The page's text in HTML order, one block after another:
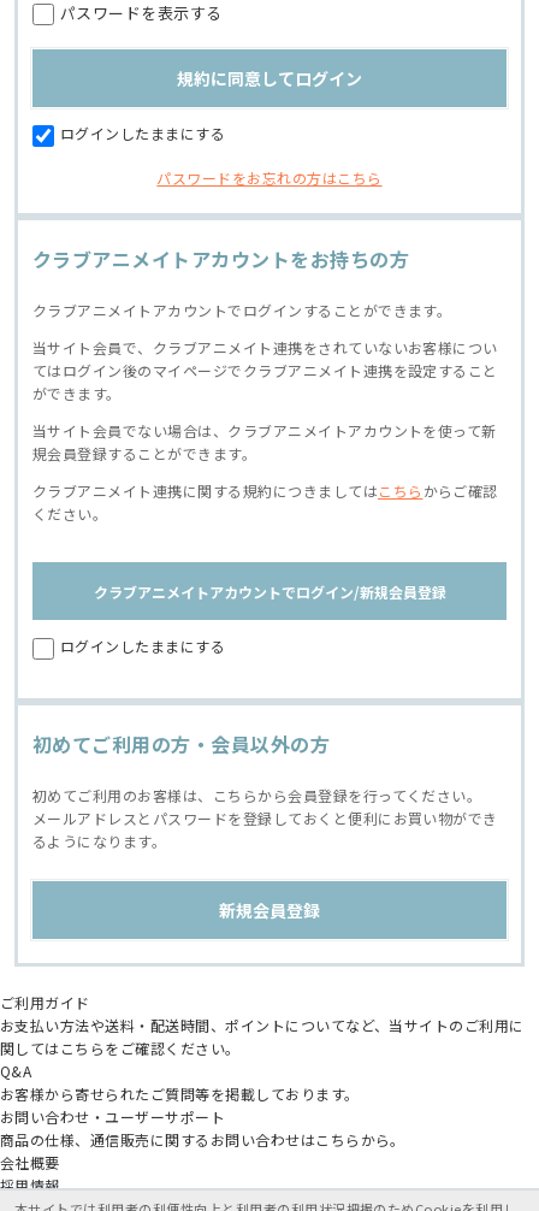
パスワードを表示する
ログインしたままにする
パスワードをお忘れの方はこちら
クラブアニメイトアカウントをお持ちの方
クラブアニメイトアカウントでログインすることができます。
当サイト会員で、クラブアニメイト連携をされていないお客様につい
てはログイン後のマイページでクラブアニメイト連携を設定すること
ができます。
当サイト会員でない場合は、クラブアニメイトアカウントを使って新
規会員登録することができます。
クラブアニメイト連携に関する規約につきましてはこちら からご確認
ください。
クラブアニメイトアカウントでログイン/新規会員登録
ログインしたままにする
初めてご利用の方・会員以外の方
初めてご利用のお客様は、こちらから会員登録を行ってください。
メールアドレスとパスワードを登録しておくと便利にお買い物ができ
るようになります。
ご利用ガイド
お支払い方法や送料・配送時間、ポイントについてなど、当サイトのご利用に
関してはこちらをご確認ください。
Q&A
お客様から寄せられたご質問等を掲載しております。
お問い合わせ・ユーザーサポート
商品の仕様、通信販売に関するお問い合わせはこちらから。
会社概要
採用情報